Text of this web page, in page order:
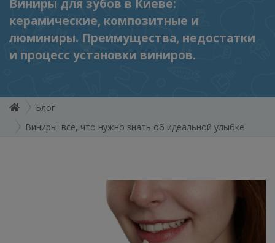
Виниры для зубов в Киеве:
керамические, композитные и
люминиры. Преимущества, недостатки
и процесс установки виниров.
Блог
Виниры: всё, что нужно знать об идеальной улыбке